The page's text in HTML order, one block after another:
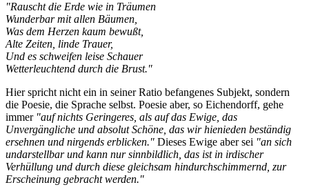
"Rauscht die Erde wie in Träumen
Wunderbar mit allen Bäumen,
Was dem Herzen kaum bewußt,
Alte Zeiten, linde Trauer,
Und es schweifen leise Schauer
Wetterleuchtend durch die Brust."
Hier spricht nicht ein in seiner Ratio befangenes Subjekt, sondern
die Poesie, die Sprache selbst. Poesie aber, so Eichendorff, gehe
immer "auf nichts Geringeres, als auf das Ewige, das
Unvergängliche und absolut Schöne, das wir hienieden beständig
ersehnen und nirgends erblicken." Dieses Ewige aber sei "an sich
undarstellbar und kann nur sinnbildlich, das ist in irdischer
Verhüllung und durch diese gleichsam hindurchschimmernd, zur
Erscheinung gebracht werden."